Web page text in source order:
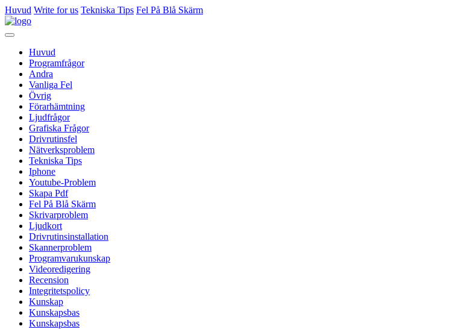
Huvud Write for us Tekniska Tips Fel På Blå Skärm
Huvud
Programfrågor
Andra
Vanliga Fel
Övrig
Förarhämtning
Ljudfrågor
Grafiska Frågor
Drivrutinsfel
Nätverksproblem
Tekniska Tips
Iphone
Youtube-Problem
Skapa Pdf
Fel På Blå Skärm
Skrivarproblem
Ljudkort
Drivrutinsinstallation
Skannerproblem
Programvarukunskap
Videoredigering
Recension
Integritetspolicy
Kunskap
Kunskapsbas
Kunskapsbas